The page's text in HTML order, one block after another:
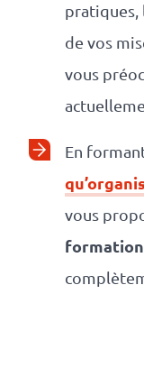
pratiques,
de vos
vous
En
vous
formation